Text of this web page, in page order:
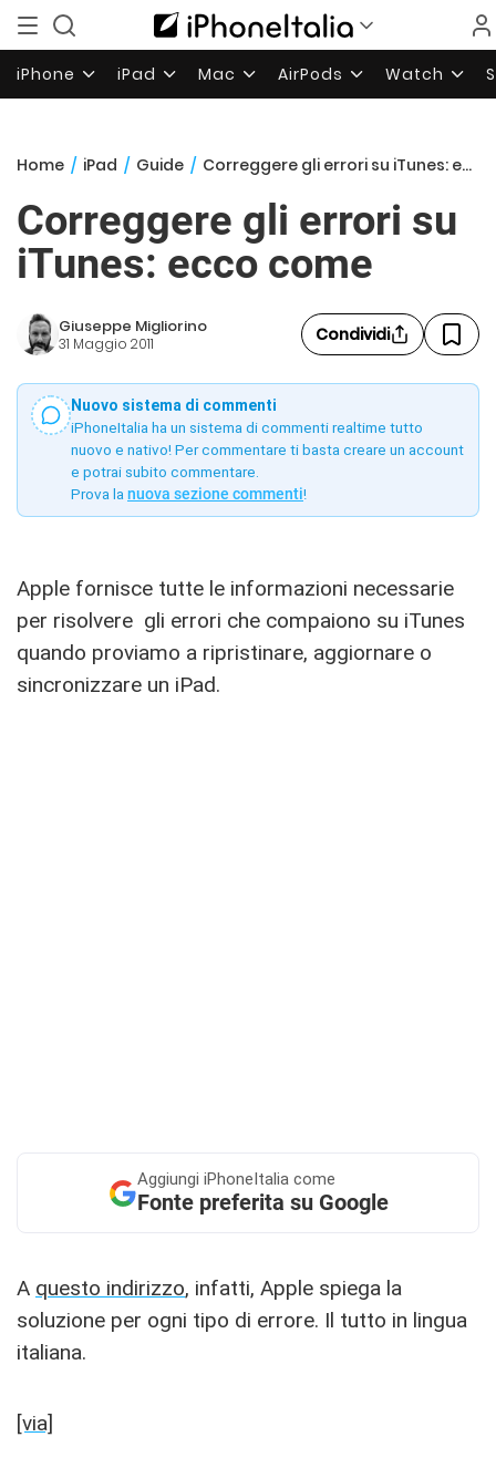
iPhone iPad Mac AirPods Watch
Home / iPad / Guide / Correggere gli errori su iTunes: ecco come
Correggere gli errori su
iTunes: ecco come
Giuseppe Migliorino
31 Maggio 2011 Condividi
Nuovo sistema di commenti
iPhoneItalia ha un sistema di commenti realtime tutto
nuovo e nativo! Per commentare ti basta creare un account
e potrai subito commentare.
Prova la nuova sezione commenti!
Apple fornisce tutte le informazioni necessarie
per risolvere gli errori che compaiono su iTunes
quando proviamo a ripristinare, aggiornare o
sincronizzare un iPad.
Aggiungi iPhoneItalia come
Fonte preferita su Google
A questo indirizzo, infatti, Apple spiega la
soluzione per ogni tipo di errore. Il tutto in lingua
italiana.
[via]